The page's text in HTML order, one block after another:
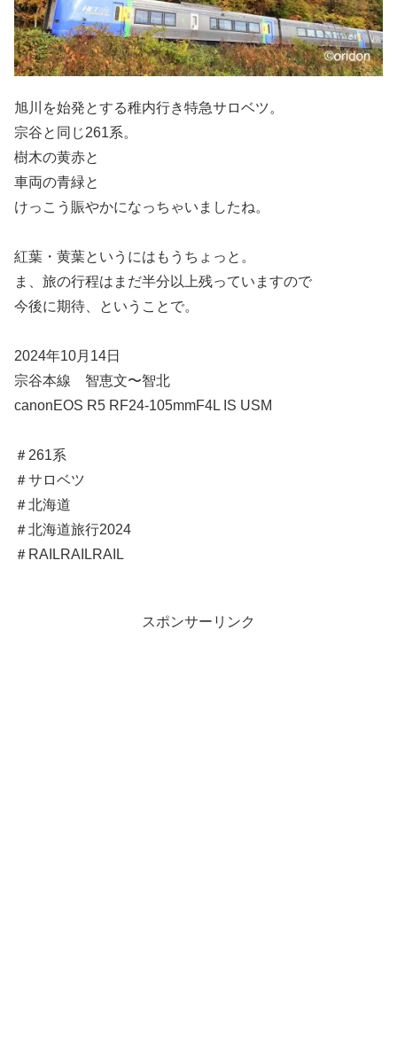
旭川を始発とする稚内行き特急サロベツ。
宗谷と同じ261系。
樹木の黄赤と
車両の青緑と
けっこう賑やかになっちゃいましたね。
紅葉・黄葉というにはもうちょっと。
ま、旅の行程はまだ半分以上残っていますので
今後に期待、ということで。
2024年10月14日
宗谷本線 智恵文〜智北
canonEOS R5 RF24-105mmF4L IS USM
＃261系
＃サロベツ
＃北海道
＃北海道旅行2024
＃RAILRAILRAIL
スポンサーリンク